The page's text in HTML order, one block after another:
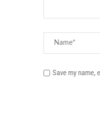
Save my name,